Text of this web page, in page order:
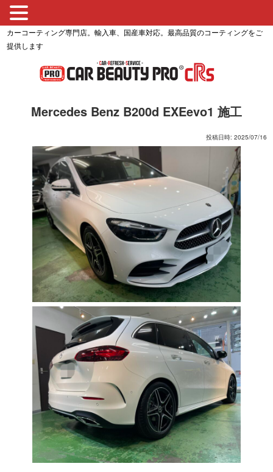
カーコーティング専門店。輸入車、国産車対応。最高品質のコーティングをご
提供します
Mercedes Benz B200d EXEevo1 施工
投稿日時: 2025/07/16